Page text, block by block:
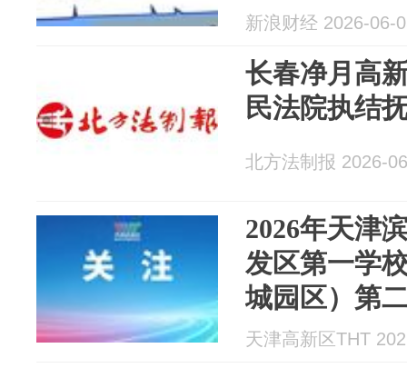
开招标
新浪财经 2026-06-
长春净月高
民法院执结
北方法制报 2026-
2026年天津
发区第一学
城园区）第
天津高新区THT